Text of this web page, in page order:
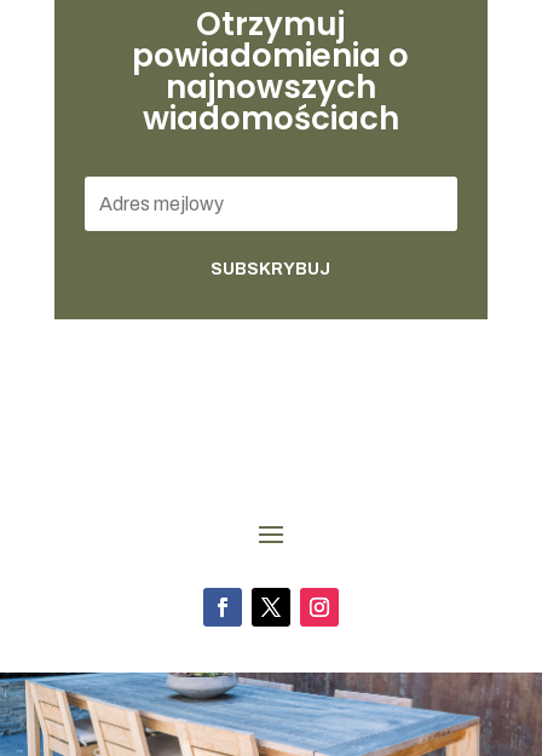
Otrzymuj
powiadomienia o
najnowszych
wiadomościach
SUBSKRYBUJ